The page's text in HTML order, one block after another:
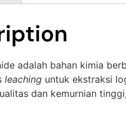
adalah bahan kimia
leaching untuk ekstraksi
dan kemurnian